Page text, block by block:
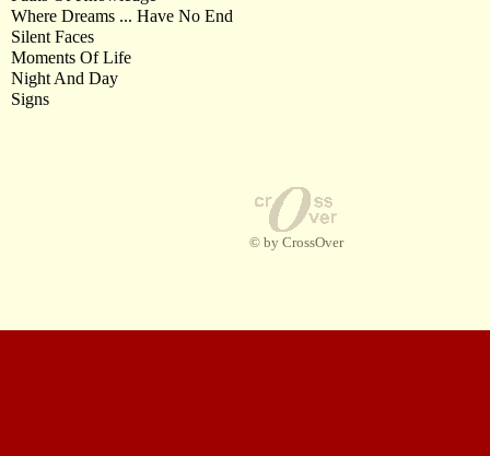
Where Dreams ... Have No End
Silent Faces
Moments Of Life
Night And Day
Signs
© by CrossOver